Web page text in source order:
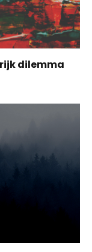
dilemma